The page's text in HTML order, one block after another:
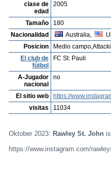
clase de
edad
2005
Tamaño
180
Nacionalidad
Australia,
Posicion
Medio
El club de
fútbol
FC St. Pauli
A-Jugador
nacional
no
El sitio web
https://
visitas
11034
Oktober 2023: Rawley St. John
https://www.instagram.com/